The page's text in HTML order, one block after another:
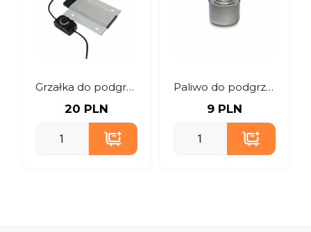
Grzałka do podgrzewaczy
20 PLN
Paliwo do podgrzewaczy gastronomicznych
9 PLN